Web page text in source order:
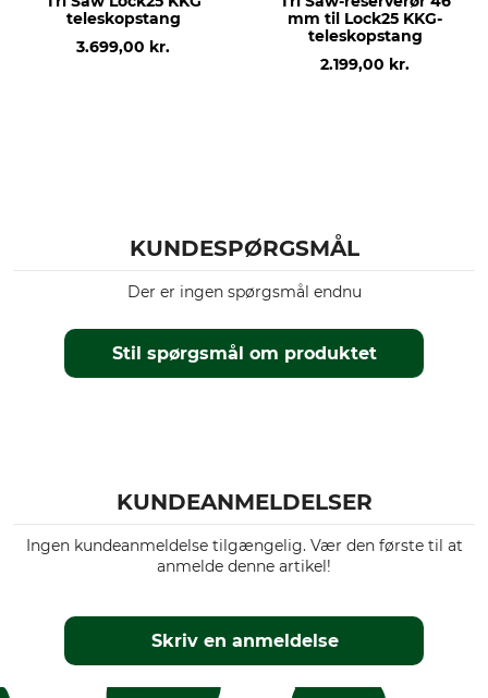
teleskopstang
3.699,00 kr.
mm til Lock25 KKG-
teleskopstang
2.199,00 kr.
KUNDESPØRGSMÅL
Stil spørgsmål om produktet
Der er ingen spørgsmål endnu
KUNDEANMELDELSER
Ingen kundeanmeldelse tilgængelig. Vær den første til at
anmelde denne artikel!
Skriv en anmeldelse